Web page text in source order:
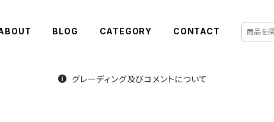
BLOG CATEGORY CONTACT
グレーディング及びコメントについて